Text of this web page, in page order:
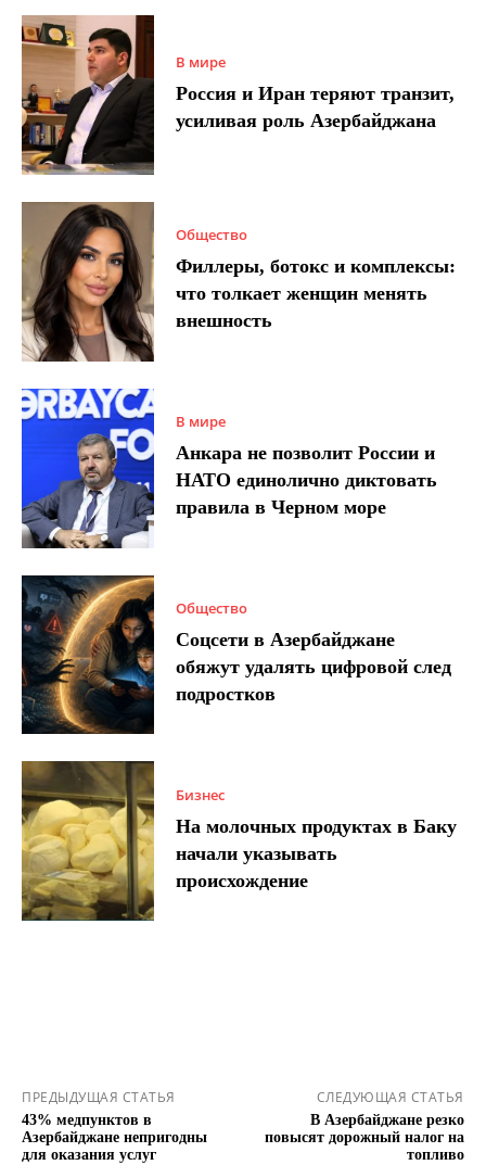
В мире
Россия и Иран теряют транзит,
усиливая роль Азербайджана
Общество
Филлеры, ботокс и комплексы:
что толкает женщин менять
внешность
В мире
Анкара не позволит России и
НАТО единолично диктовать
правила в Черном море
Общество
Соцсети в Азербайджане
обяжут удалять цифровой след
подростков
Бизнес
На молочных продуктах в Баку
начали указывать
происхождение
ПРЕДЫДУЩАЯ СТАТЬЯ
43% медпунктов в
Азербайджане непригодны
для оказания услуг
СЛЕДУЮЩАЯ СТАТЬЯ
В Азербайджане резко
повысят дорожный налог на
топливо